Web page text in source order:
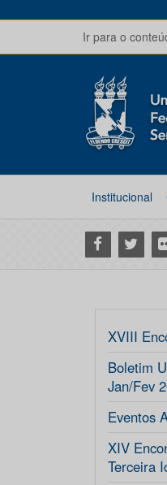
Ir para o
Institucional
Facebook
Twitter
XVIII
Boletim
Jan/Fev
Eventos
XIV
Terceira